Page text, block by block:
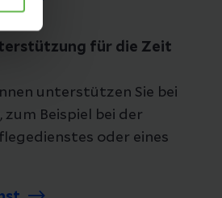
für die Zeit
unterstützen Sie bei
zum Beispiel bei der
oder eines